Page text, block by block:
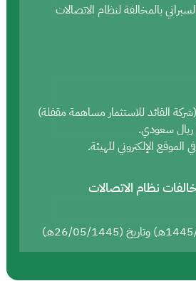
بالمخالفة لنظام الاتصالات
القائد للاستثمار مساهمة مقفلة)
الموقع الإلكتروني للهيئة.
نظام الاتصالات